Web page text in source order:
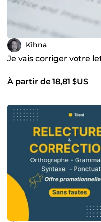
Kihna
Je vais corriger votre
À partir de 18,81 $US